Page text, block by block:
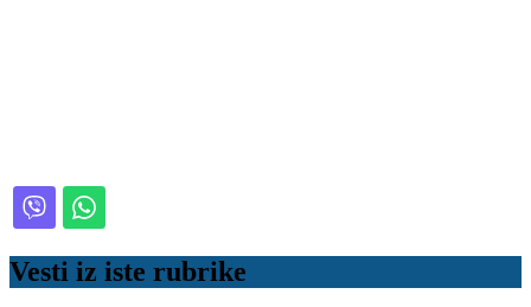
Vesti iz iste rubrike